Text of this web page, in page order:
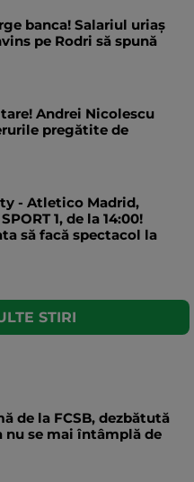
banca! Salariul uriaș
pe Rodri să spună
Andrei Nicolescu
pregătite de
- Atletico Madrid,
1, de la 14:00!
să facă spectacol la
STIRI
de la FCSB, dezbătută
nu se mai întâmplă de